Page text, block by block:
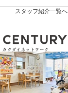
スタッフ紹介一覧へ